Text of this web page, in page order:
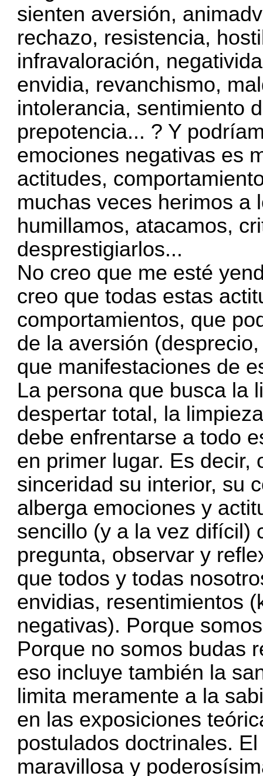
sienten aversión,
rechazo, resistencia,
infravaloración,
envidia, revanchismo,
intolerancia, sentimiento
prepotencia... ? Y
emociones negativas es
actitudes,
muchas veces herimos a
humillamos, atacamos,
desprestigiarlos...
No creo que me esté
creo que todas estas
comportamientos, que
de la aversión
que manifestaciones de
La persona que busca la
despertar total, la
debe enfrentarse a todo
en primer lugar. Es decir,
sinceridad su interior, su
alberga emociones y
sencillo (y a la vez difícil)
pregunta, observar y
que todos y todas
envidias, resentimientos
negativas). Porque
Porque no somos budas
eso incluye también la
limita meramente a la
en las exposiciones
postulados doctrinales.
maravillosa y